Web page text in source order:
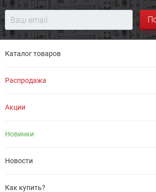
Каталог товаров
Распродажа
Акции
Новинки
Новости
Как купить?